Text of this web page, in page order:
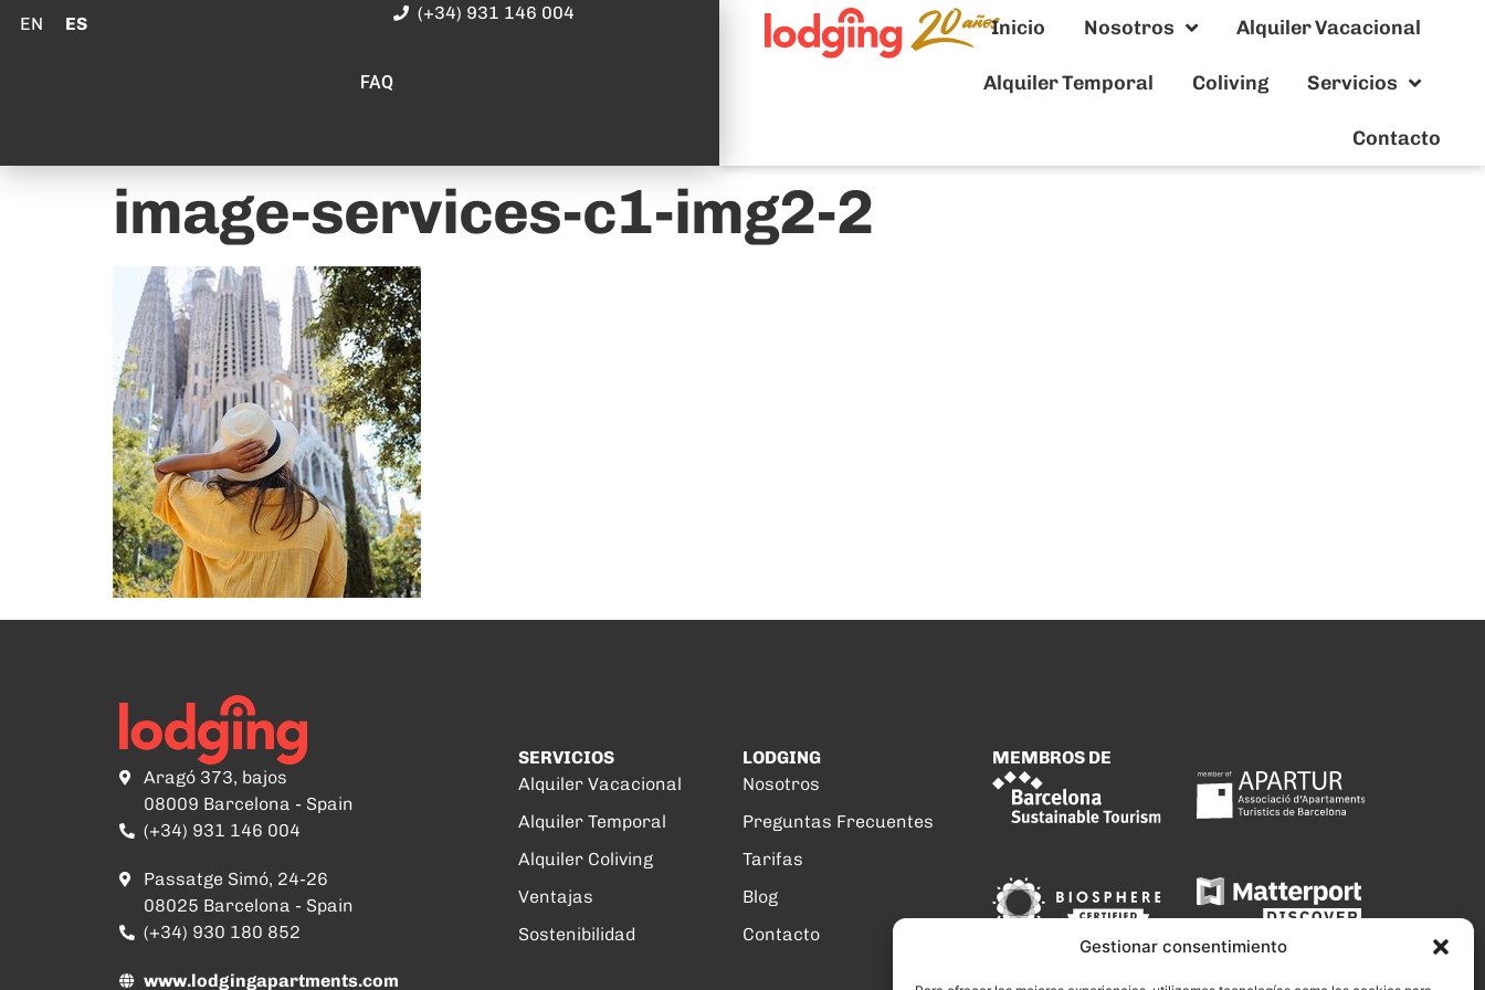
Gestionar consentimiento
EN ES
FAQ
(+34) 931 146 004
Inicio Nosotros Alquiler Vacacional
Alquiler Temporal Coliving Servicios
Contacto
image-services-c1-img2-2
Aragó 373, bajos
08009 Barcelona - Spain
(+34) 931 146 004
Passatge Simó, 24-26
08025 Barcelona - Spain
(+34) 930 180 852
www.lodgingapartments.com
SERVICIOS
Alquiler Vacacional
Alquiler Temporal
Alquiler Coliving
Ventajas
Sostenibilidad
LODGING
Nosotros
Preguntas Frecuentes
Tarifas
Blog
Contacto
MEMBROS DE